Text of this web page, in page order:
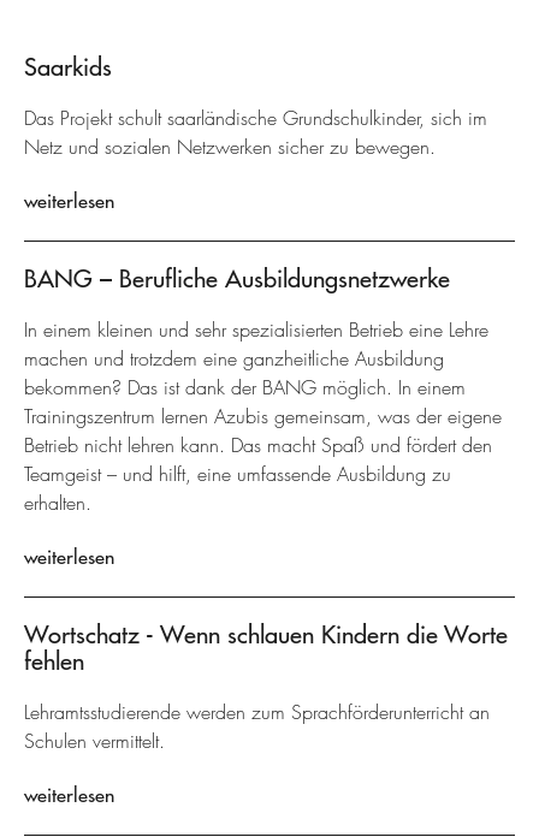
Saarkids
Das Projekt schult saarländische Grundschulkinder, sich im
Netz und sozialen Netzwerken sicher zu bewegen.
weiterlesen
BANG – Berufliche Ausbildungsnetzwerke
In einem kleinen und sehr spezialisierten Betrieb eine Lehre
machen und trotzdem eine ganzheitliche Ausbildung
bekommen? Das ist dank der BANG möglich. In einem
Trainingszentrum lernen Azubis gemeinsam, was der eigene
Betrieb nicht lehren kann. Das macht Spaß und fördert den
Teamgeist – und hilft, eine umfassende Ausbildung zu
erhalten.
weiterlesen
Wortschatz - Wenn schlauen Kindern die Worte
fehlen
Lehramtsstudierende werden zum Sprachförderunterricht an
Schulen vermittelt.
weiterlesen